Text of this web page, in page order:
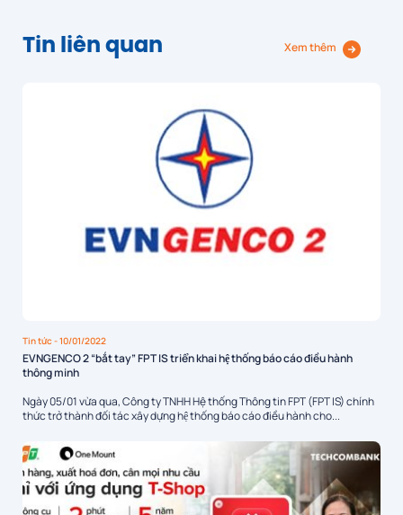
Tin liên quan Xem thêm
Tin tức- 10/01/2022
EVNGENCO 2 “bắt tay” FPT IS triển khai hệ thống báo cáo điều hành
thông minh
Ngày 05/01 vừa qua, Công ty TNHH Hệ thống Thông tin FPT (FPT IS) chính
thức trở thành đối tác xây dựng hệ thống báo cáo điều hành cho...